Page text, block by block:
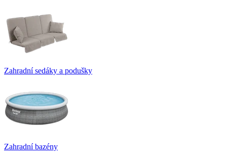
Zahradní sedáky a podušky
Zahradní bazény